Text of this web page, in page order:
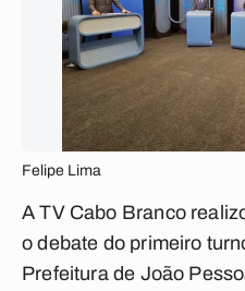
Felipe Lima
A TV Cabo Branco
o debate do primeiro
Prefeitura de João